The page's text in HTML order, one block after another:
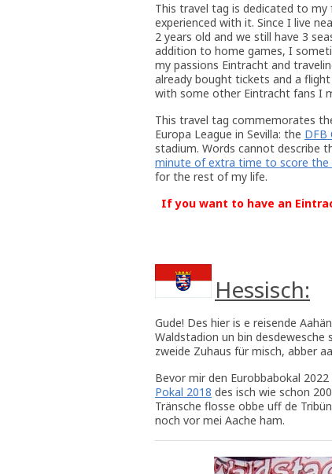
This travel tag is dedicated to
experienced with it. Since I live
2 years old and we still have 3
addition to home games, I
my passions Eintracht and
already bought tickets and a
with some other Eintracht fans I
This travel tag commemorates
Europa League in Sevilla: the DFB
stadium. Words cannot describe
minute of extra time to score the
for the rest of my life.
If you want to have an
Hessisch:
Gude! Des hier is e reisende
Waldstadion un bin
zweide Zuhaus für misch, abber
Bevor mir den Eurobbabokal
Pokal 2018 des isch wie schon
Tränsche flosse obbe uff de
noch vor mei Aache ham.